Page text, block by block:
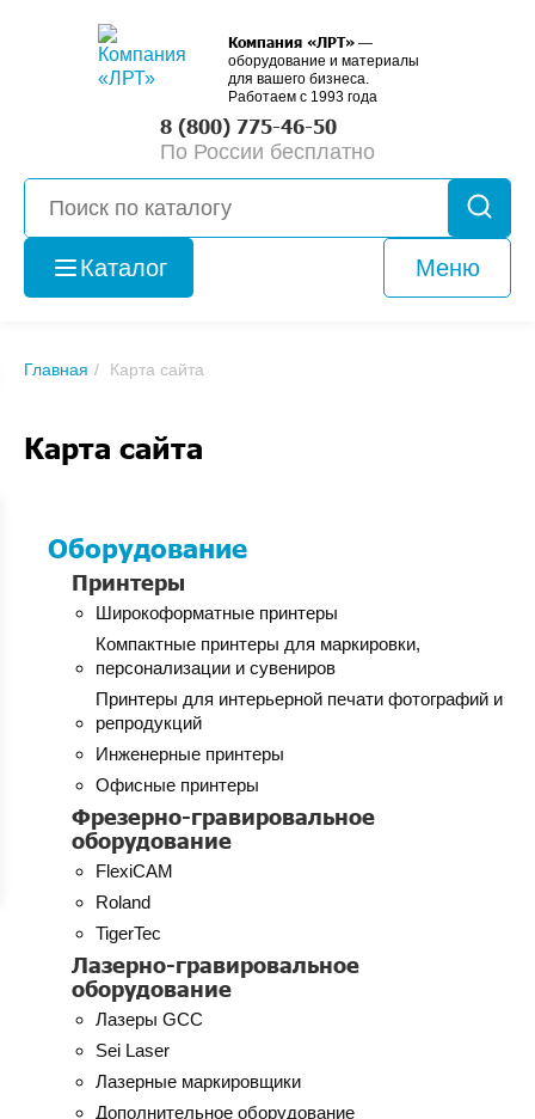
Компания «ЛРТ» —
оборудование и материалы
для вашего бизнеса.
Работаем с 1993 года
8 (800) 775-46-50
По России бесплатно
Каталог Меню
Оборудование
б/у
Главная Карта сайта
Карта сайта
Оборудование
Принтеры
Широкоформатные принтеры
Компактные принтеры для маркировки,
персонализации и сувениров
Принтеры для интерьерной печати фотографий и
репродукций
Инженерные принтеры
Офисные принтеры
Фрезерно-гравировальное
оборудование
FlexiCAM
Roland
TigerTec
Лазерно-гравировальное
оборудование
Лазеры GCC
Sei Laser
Лазерные маркировщики
Дополнительное оборудование